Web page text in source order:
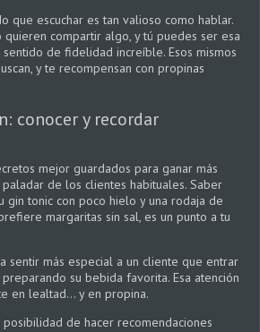
que escuchar es tan valioso como hablar.
compartir algo, y tú puedes ser esa
sentido de fidelidad increíble. Esos mismos
y te recompensan con propinas
conocer y recordar
mejor guardados para ganar más
de los clientes habituales. Saber
gin tonic con poco hielo y una rodaja de
margaritas sin sal, es un punto a tu
sentir más especial a un cliente que entrar
su bebida favorita. Esa atención
en lealtad… y en propina.
de hacer recomendaciones